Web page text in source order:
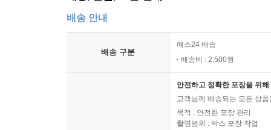
배송 안내
배송 구분
예스24 배송
배송비 : 2,500원
안전하고 정확한 포장을 위
고객님께 배송되는 모든 상
목적 : 안전한 포장 관리
촬영범위 : 박스 포장 작업